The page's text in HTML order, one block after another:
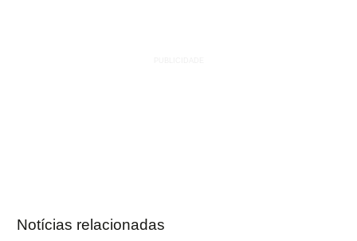
Notícias relacionadas